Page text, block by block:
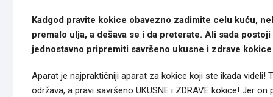
Kadgod pravite kokice obavezno zadimite celu kuću,
premalo ulja, a dešava se i da preterate. Ali sada
jednostavno pripremiti savršeno ukusne i zdrave
Aparat je najpraktičniji aparat za kokice koji ste ikada
održava, a pravi savršeno UKUSNE i ZDRAVE kokice! Jer on